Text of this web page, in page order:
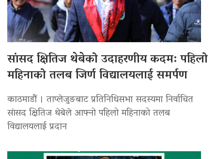
सांसद क्षितिज थेबेको उदाहरणीय कदम: पहिलो
महिनाको तलब जिर्ण विद्यालयलाई समर्पण
काठमाडौं । ताप्लेजुङबाट प्रतिनिधिसभा सदस्यमा निर्वाचित
सांसद क्षितिज थेबेले आफ्नो पहिलो महिनाको तलब
विद्यालयलाई प्रदान